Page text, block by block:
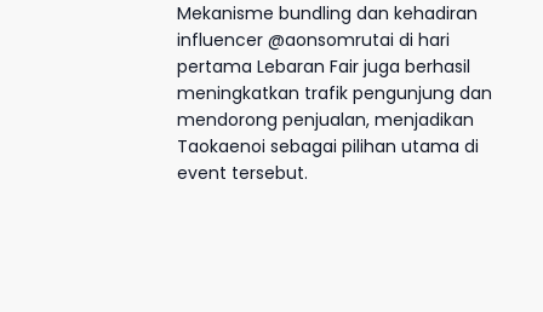
Mekanisme bundling dan kehadiran
influencer @aonsomrutai di hari
pertama Lebaran Fair juga berhasil
meningkatkan trafik pengunjung dan
mendorong penjualan, menjadikan
Taokaenoi sebagai pilihan utama di
event tersebut.